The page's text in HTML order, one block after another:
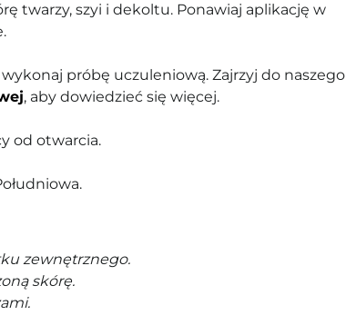
twarzy, szyi i dekoltu. Ponawiaj aplikację w
próbę uczuleniową. Zajrzyj do naszego
, aby dowiedzieć się więcej.
od otwarcia.
zewnętrznego.
skórę.